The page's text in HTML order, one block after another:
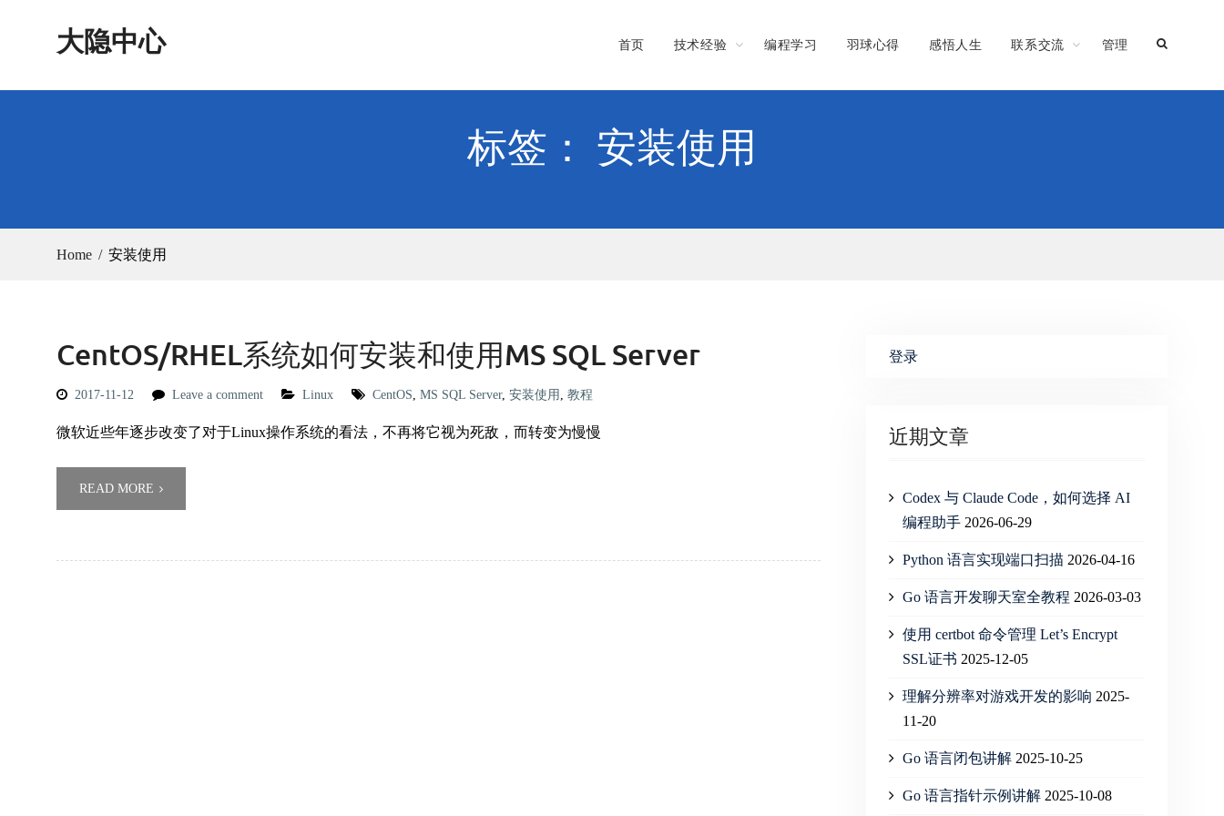
大隐中心 首页 技术经验 编程学习 羽球心得 感悟人生 联系交流 管理
标签： 安装使用
Home 安装使用
CentOS/RHEL系统如何安装和使用MS SQL Server
2017-11-12 Leave a comment Linux CentOS, MS SQL Server, 安装使用 , 教程
微软近些年逐步改变了对于Linux操作系统的看法，不再将它视为死敌，而转变为慢慢
READ MORE
登录
近期文章
Codex 与 Claude Code，如何选择 AI
编程助手 2026-06-29
Python 语言实现端口扫描 2026-04-16
Go 语言开发聊天室全教程 2026-03-03
使用 certbot 命令管理 Let’s Encrypt
SSL证书 2025-12-05
理解分辨率对游戏开发的影响 2025-
11-20
Go 语言闭包讲解 2025-10-25
Go 语言指针示例讲解 2025-10-08